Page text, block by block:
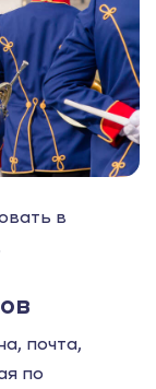
в
почта,
по